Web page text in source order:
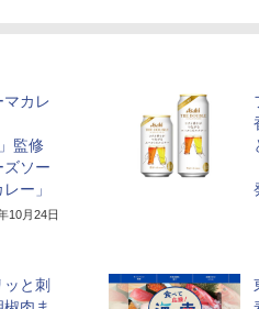
マカレ
監修
ズソー
ー」
10月24日
と刺